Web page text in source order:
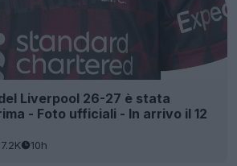
Liverpool 26-27 è stata
- Foto ufficiali - In arrivo il 12
10h